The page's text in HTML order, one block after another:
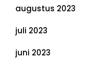
augustus 2023
juli 2023
juni 2023